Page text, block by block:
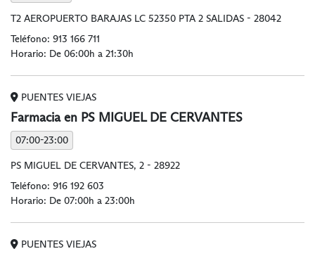
T2 AEROPUERTO BARAJAS LC 52350 PTA 2 SALIDAS - 28042
Teléfono: 913 166 711
Horario: De 06:00h a 21:30h
PUENTES VIEJAS
Farmacia en PS MIGUEL DE CERVANTES
07:00-23:00
PS MIGUEL DE CERVANTES, 2 - 28922
Teléfono: 916 192 603
Horario: De 07:00h a 23:00h
PUENTES VIEJAS